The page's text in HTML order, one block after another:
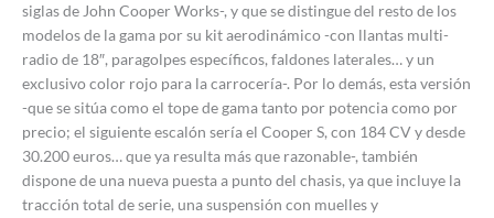
siglas de John Cooper Works-, y que se distingue del resto de los
modelos de la gama por su kit aerodinámico -con llantas multi-
radio de 18″, paragolpes específicos, faldones laterales… y un
exclusivo color rojo para la carrocería-. Por lo demás, esta versión
-que se sitúa como el tope de gama tanto por potencia como por
precio; el siguiente escalón sería el Cooper S, con 184 CV y desde
30.200 euros… que ya resulta más que razonable-, también
dispone de una nueva puesta a punto del chasis, ya que incluye la
tracción total de serie, una suspensión con muelles y